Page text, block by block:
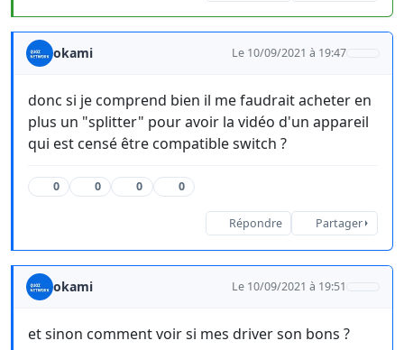
okami Le 10/09/2021 à 19:47
donc si je comprend bien il me faudrait acheter en
plus un "splitter" pour avoir la vidéo d'un appareil
qui est censé être compatible switch ?
0 0 0 0
Répondre Partager
okami Le 10/09/2021 à 19:51
et sinon comment voir si mes driver son bons ?